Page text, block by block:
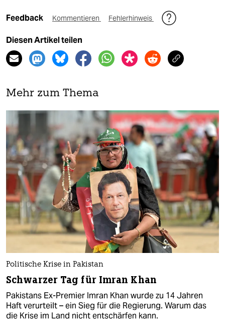
Feedback Kommentieren Fehlerhinweis
Diesen Artikel teilen
Mehr zum Thema
Politische Krise in Pakistan
Schwarzer Tag für Imran Khan
Pakistans Ex-Premier Imran Khan wurde zu 14 Jahren
Haft verurteilt – ein Sieg für die Regierung. Warum das
die Krise im Land nicht entschärfen kann.